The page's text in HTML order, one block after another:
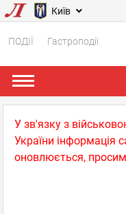
Київ
ПОДІЇ Гастроподії
У зв'язку з
України інформація
оновлюється,